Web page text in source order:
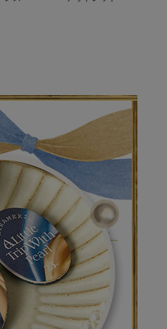
その他
探す